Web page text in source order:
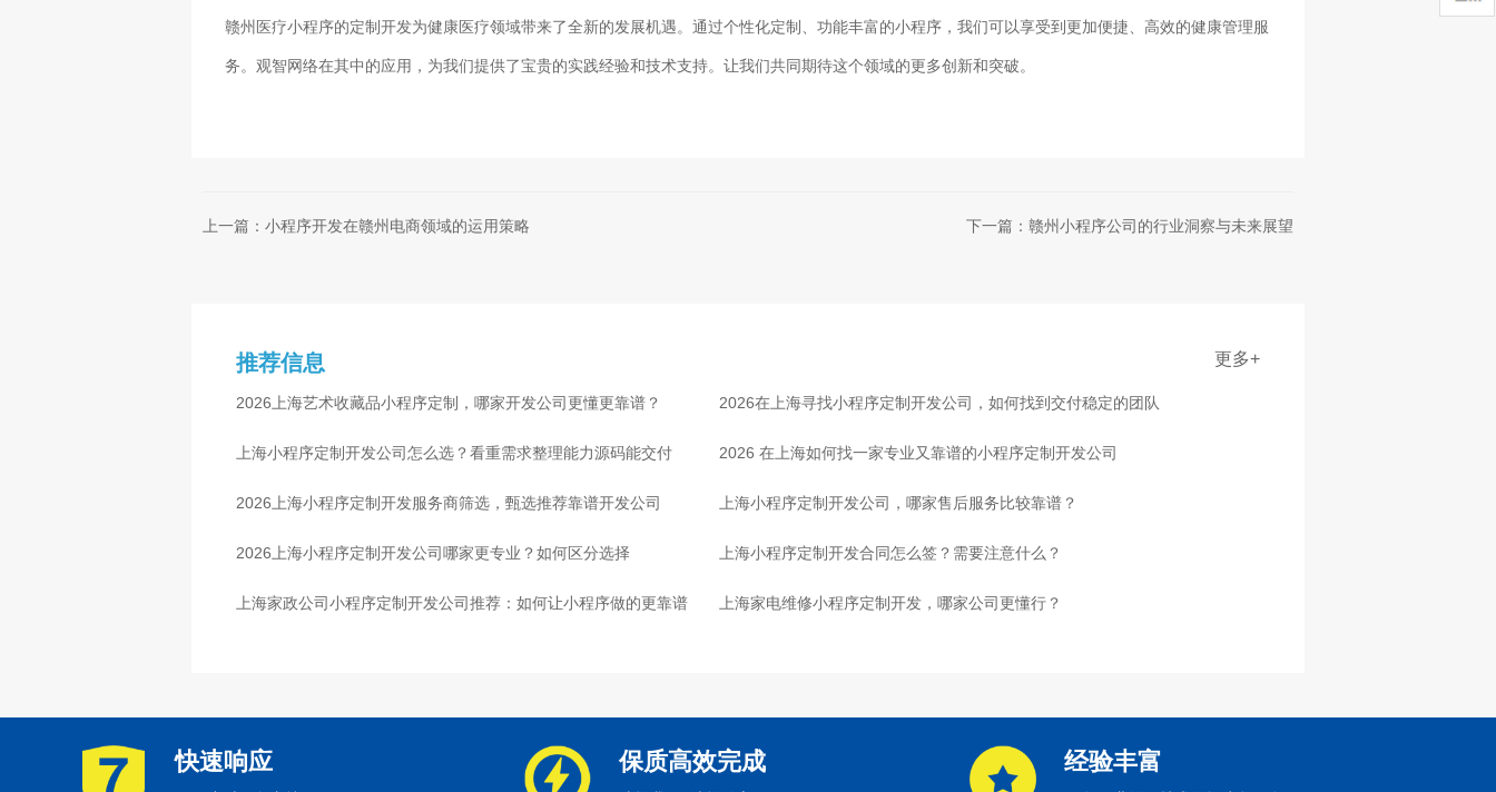
赣州医疗小程序的定制开发为健康医疗领域带来了全新的发展机遇。通过个性化定制、功能丰富的小程序，我们可以享受到更加便捷、高效的健康管理服
务。观智网络在其中的应用，为我们提供了宝贵的实践经验和技术支持。让我们共同期待这个领域的更多创新和突破。
上一篇：小程序开发在赣州电商领域的运用策略 下一篇：赣州小程序公司的行业洞察与未来展望
推荐信息 更多+
2026上海艺术收藏品小程序定制，哪家开发公司更懂更靠谱？ 2026在上海寻找小程序定制开发公司，如何找到交付稳定的团队
上海小程序定制开发公司怎么选？看重需求整理能力源码能交付 2026 在上海如何找一家专业又靠谱的小程序定制开发公司
2026上海小程序定制开发服务商筛选，甄选推荐靠谱开发公司 上海小程序定制开发公司，哪家售后服务比较靠谱？
2026上海小程序定制开发公司哪家更专业？如何区分选择 上海小程序定制开发合同怎么签？需要注意什么？
上海家政公司小程序定制开发公司推荐：如何让小程序做的更靠谱 上海家电维修小程序定制开发，哪家公司更懂行？
快速响应 保质高效完成 经验丰富